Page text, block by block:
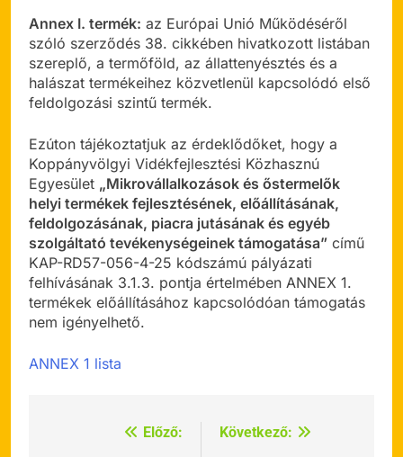
Annex I. termék: az Európai Unió Működéséről
szóló szerződés 38. cikkében hivatkozott listában
szereplő, a termőföld, az állattenyésztés és a
halászat termékeihez közvetlenül kapcsolódó első
feldolgozási szintű termék.
Ezúton tájékoztatjuk az érdeklődőket, hogy a
Koppányvölgyi Vidékfejlesztési Közhasznú
Egyesület „Mikrovállalkozások és őstermelők
helyi termékek fejlesztésének, előállításának,
feldolgozásának, piacra jutásának és egyéb
szolgáltató tevékenységeinek támogatása” című
KAP-RD57-056-4-25 kódszámú pályázati
felhívásának 3.1.3. pontja értelmében ANNEX 1.
termékek előállításához kapcsolódóan támogatás
nem igényelhető.
ANNEX 1 lista
BejegyzésElőző:
Következő: